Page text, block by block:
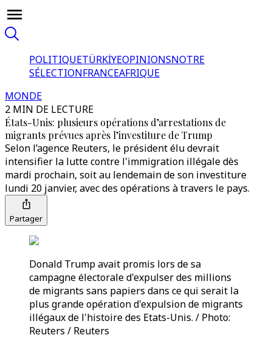
POLITIQUETÜRKİYEOPINIONSNOTRE
SÉLECTIONFRANCEAFRIQUE
MONDE
2 MIN DE LECTURE
États-Unis: plusieurs opérations d’arrestations de
migrants prévues après l’investiture de Trump
Selon l’agence Reuters, le président élu devrait
intensifier la lutte contre l'immigration illégale dès
mardi prochain, soit au lendemain de son investiture
lundi 20 janvier, avec des opérations à travers le pays.
Partager
Donald Trump avait promis lors de sa
campagne électorale d'expulser des millions
de migrants sans papiers dans ce qui serait la
plus grande opération d'expulsion de migrants
illégaux de l'histoire des Etats-Unis. / Photo:
Reuters / Reuters